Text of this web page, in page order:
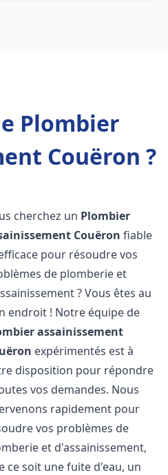
Plombier
Couëron ?
cherchez un Plombier
Couëron fiable
pour résoudre vos
de plomberie et
? Vous êtes au
endroit ! Notre équipe de
assainissement
expérimentés est à
disposition pour répondre
vos demandes. Nous
rapidement pour
vos problèmes de
et d'assainissement,
ce soit une fuite d'eau, un